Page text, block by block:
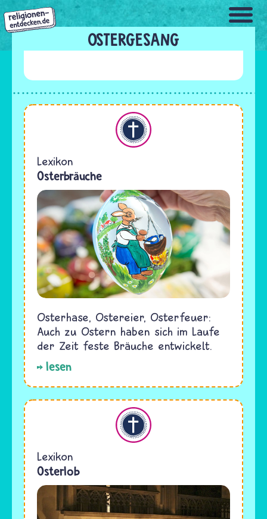
Direkt
zum
Inhalt
OSTERGESANG
Christentum
Lexikon
Osterbräuche
Osterhase, Ostereier, Osterfeuer:
Auch zu Ostern haben sich im Laufe
der Zeit feste Bräuche entwickelt.
lesen
Christentum
Lexikon
Osterlob